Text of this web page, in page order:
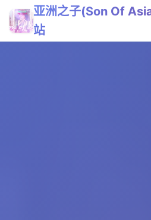
亚洲之子(Son Of
站